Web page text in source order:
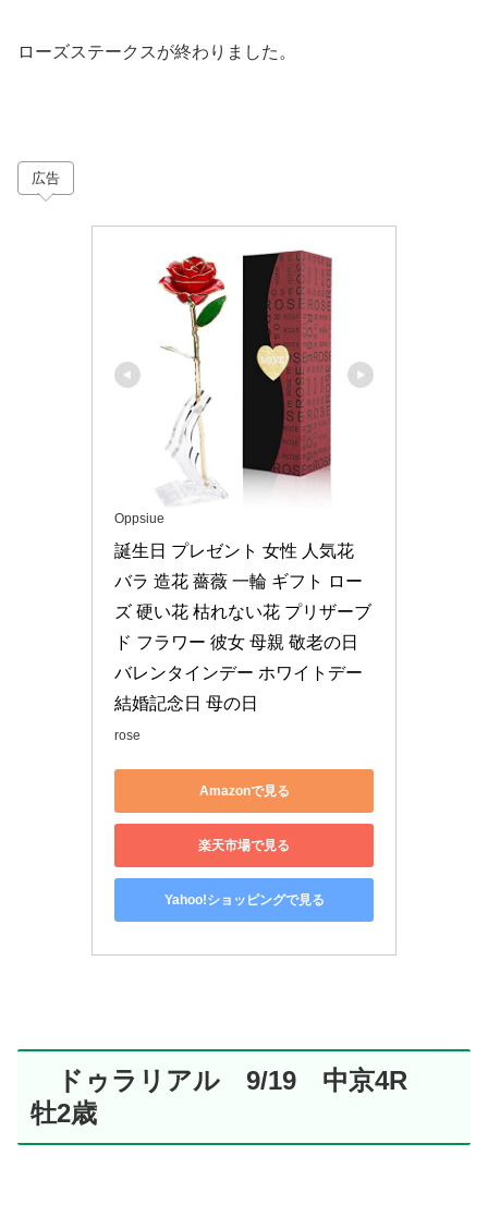
ローズステークスが終わりました。
広告
Oppsiue
誕生日 プレゼント 女性 人気花
バラ 造花 薔薇 一輪 ギフト ロー
ズ 硬い花 枯れない花 プリザーブ
ド フラワー 彼女 母親 敬老の日
バレンタインデー ホワイトデー
結婚記念日 母の日
rose
Amazonで見る
楽天市場で見る
Yahoo!ショッピングで見る
ドゥラリアル 9/19 中京4R
牡2歳